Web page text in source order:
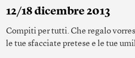
12/18 dicembre 2013
Compiti per tutti. Che regalo
le tue sfacciate pretese e le tue